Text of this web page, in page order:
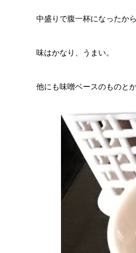
中盛りで腹一杯になったか
味はかなり、うまい。
他にも味噌ベースのものと